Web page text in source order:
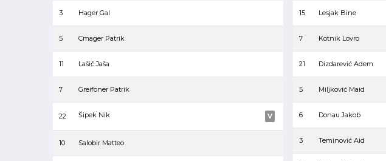
3 Hager Gal
5 Cmager Patrik
11 Lašič Jaša
7 Greifoner Patrik
22 Šipek Nik V
10 Salobir Matteo
15 Lesjak Bine
7 Kotnik Lovro
21 Dizdarević Adem
5 Miljković Maid
6 Donau Jakob
3 Teminović Aid